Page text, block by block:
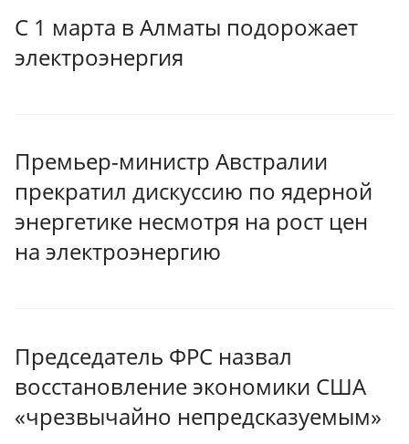
С 1 марта в Алматы подорожает
электроэнергия
Премьер-министр Австралии
прекратил дискуссию по ядерной
энергетике несмотря на рост цен
на электроэнергию
Председатель ФРС назвал
восстановление экономики США
«чрезвычайно непредсказуемым»